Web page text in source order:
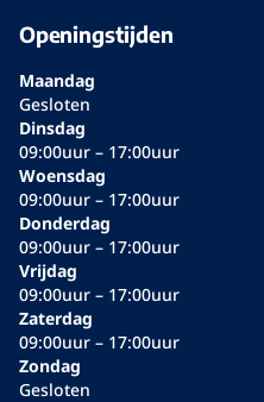
Openingstijden
Maandag
Gesloten
Dinsdag
09:00uur – 17:00uur
Woensdag
09:00uur – 17:00uur
Donderdag
09:00uur – 17:00uur
Vrijdag
09:00uur – 17:00uur
Zaterdag
09:00uur – 17:00uur
Zondag
Gesloten